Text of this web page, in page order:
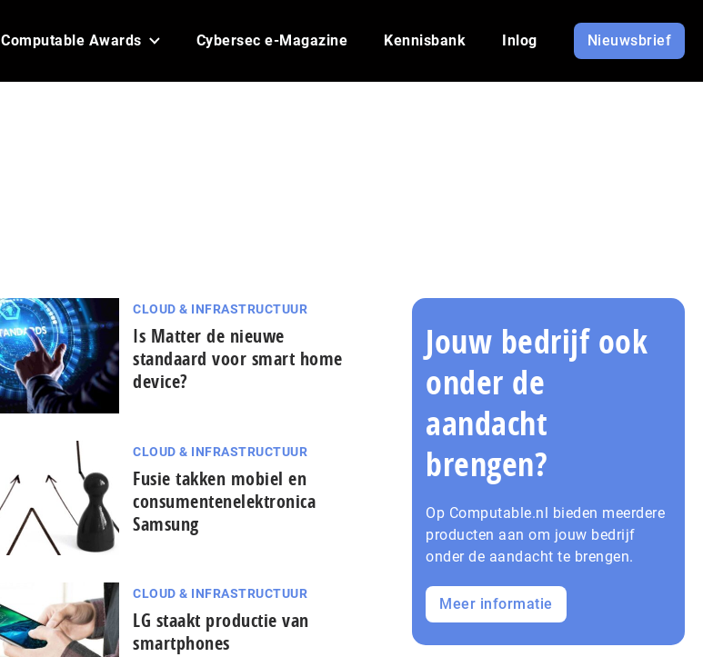
Computable Awards Cybersec e-Magazine Kennisbank Inlog Nieuwsbrief
CLOUD & INFRASTRUCTUUR
Is Matter de nieuwe
standaard voor smart home
device?
CLOUD & INFRASTRUCTUUR
Fusie takken mobiel en
consumentenelektronica
Samsung
CLOUD & INFRASTRUCTUUR
LG staakt productie van
smartphones
Jouw bedrijf ook
onder de
aandacht
brengen?
Op Computable.nl bieden meerdere
producten aan om jouw bedrijf
onder de aandacht te brengen.
Meer informatie